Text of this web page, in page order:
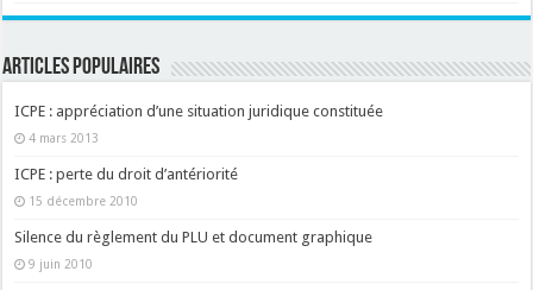
ARTICLES POPULAIRES
ICPE : appréciation d’une situation juridique constituée
4 mars 2013
ICPE : perte du droit d’antériorité
15 décembre 2010
Silence du règlement du PLU et document graphique
9 juin 2010